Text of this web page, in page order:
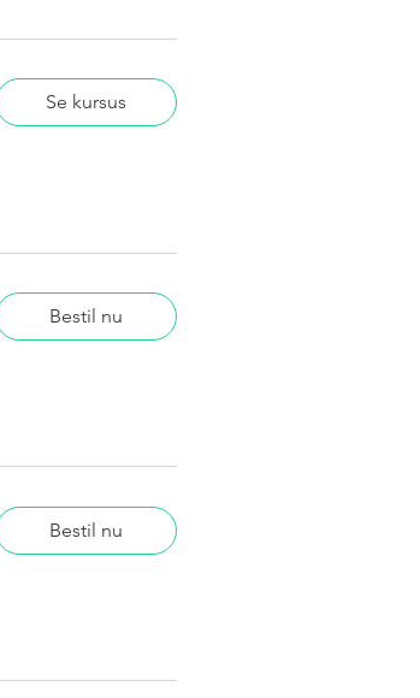
Se kursus
Bestil nu
Bestil nu